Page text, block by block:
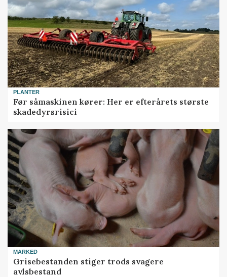
PLANTER
Før såmaskinen kører: Her er efterårets største
skadedyrsrisici
MARKED
Grisebestanden stiger trods svagere
avlsbestand